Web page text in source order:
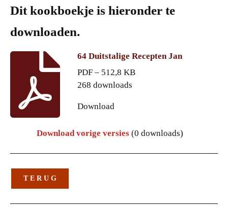
Dit kookboekje is hieronder te
downloaden.
64 Duitstalige Recepten Jan
PDF – 512,8 KB
268 downloads
Download
Download vorige versies (0 downloads)
T E R U G